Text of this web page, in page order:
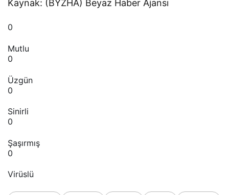
Kaynak: (BYZHA) Beyaz Haber Ajansı
0
Mutlu
0
Üzgün
0
Sinirli
0
Şaşırmış
0
Virüslü